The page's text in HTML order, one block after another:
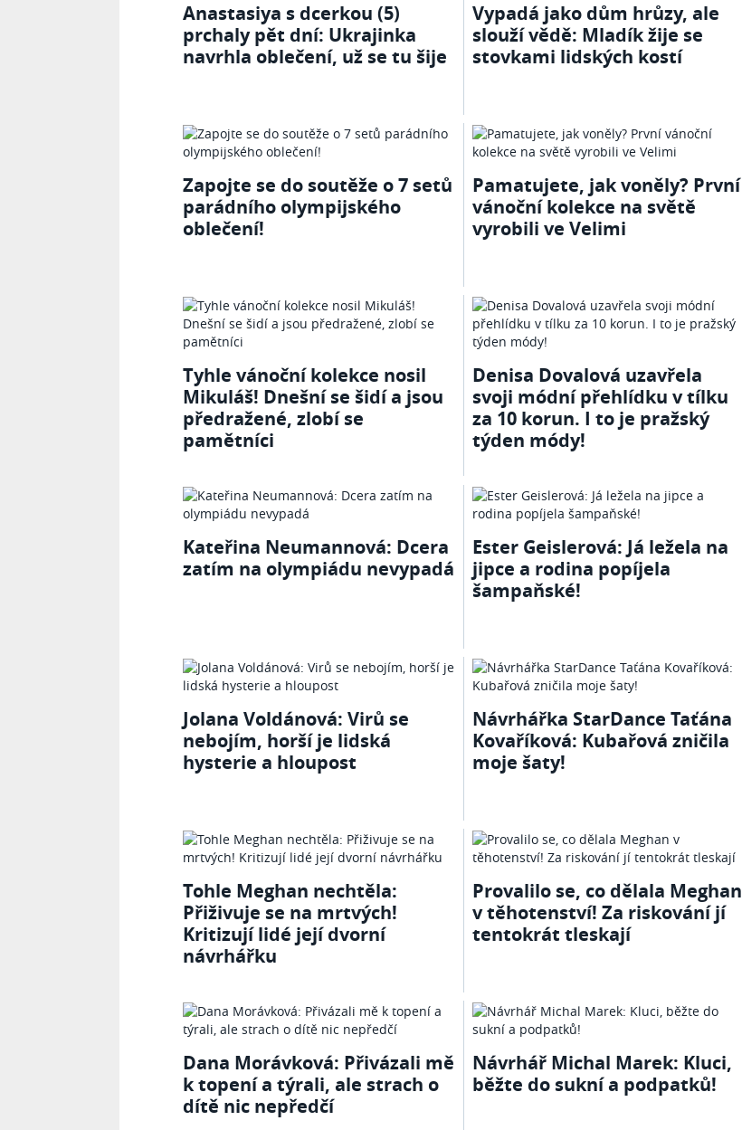
Anastasiya s dcerkou (5)
prchaly pět dní: Ukrajinka
navrhla oblečení, už se tu šije
Vypadá jako dům hrůzy, ale
slouží vědě: Mladík žije se
stovkami lidských kostí
Zapojte se do soutěže o 7 setů
parádního olympijského
oblečení!
Pamatujete, jak voněly? První
vánoční kolekce na světě
vyrobili ve Velimi
Tyhle vánoční kolekce nosil
Mikuláš! Dnešní se šidí a jsou
předražené, zlobí se
pamětníci
Denisa Dovalová uzavřela
svoji módní přehlídku v tílku
za 10 korun. I to je pražský
týden módy!
Kateřina Neumannová: Dcera
zatím na olympiádu nevypadá
Ester Geislerová: Já ležela na
jipce a rodina popíjela
šampaňské!
Jolana Voldánová: Virů se
nebojím, horší je lidská
hysterie a hloupost
Návrhářka StarDance Taťána
Kovaříková: Kubařová zničila
moje šaty!
Tohle Meghan nechtěla:
Přiživuje se na mrtvých!
Kritizují lidé její dvorní
návrhářku
Provalilo se, co dělala Meghan
v těhotenství! Za riskování jí
tentokrát tleskají
Dana Morávková: Přivázali mě
k topení a týrali, ale strach o
dítě nic nepředčí
Návrhář Michal Marek: Kluci,
běžte do sukní a podpatků!